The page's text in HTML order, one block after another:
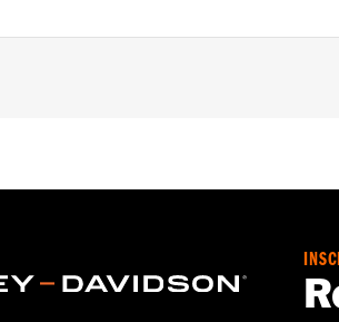
Worldwide Manufacturer Warranty